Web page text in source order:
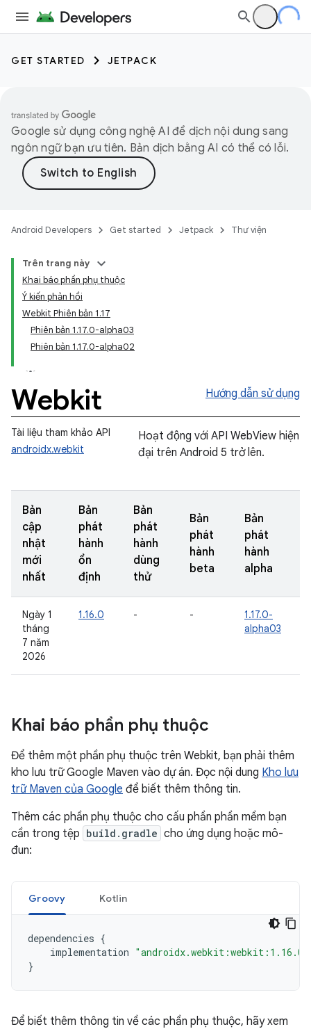
GET STARTED JETPACK
Google sử dụng công nghệ AI để dịch nội dung sang
ngôn ngữ bạn ưu tiên. Bản dịch bằng AI có thể có lỗi.
Android Developers Get started Jetpack Thư viện
Trên trang này
Khai báo phần phụ thuộc
Ý kiến phản hồi
Webkit Phiên bản 1.17
Phiên bản 1.17.0-alpha03
Phiên bản 1.17.0-alpha02
Webkit Hướng dẫn sử dụng
Tài liệu tham khảo API
androidx.webkit
Hoạt động với API WebView hiện
đại trên Android 5 trở lên.
Bản
cập
nhật
mới
nhất
Bản
phát
hành
ổn
định
Bản
phát
hành
dùng
thử
Bản
phát
hành
beta
Bản
phát
hành
alpha
Ngày 1
tháng
7 năm
2026
1.16.0 - -
1.17.0-
alpha03
Khai báo phần phụ thuộc
Để thêm một phần phụ thuộc trên Webkit, bạn phải thêm
kho lưu trữ Google Maven vào dự án. Đọc nội dung Kho lưu
trữ Maven của Google để biết thêm thông tin.
Thêm các phần phụ thuộc cho cấu phần phần mềm bạn
cần trong tệp build.gradle cho ứng dụng hoặc mô-
đun:
Groovy Kotlin
dependencies {
implementation "androidx.webkit:webkit:1.16.0"
}
Để biết thêm thông tin về các phần phụ thuộc, hãy xem